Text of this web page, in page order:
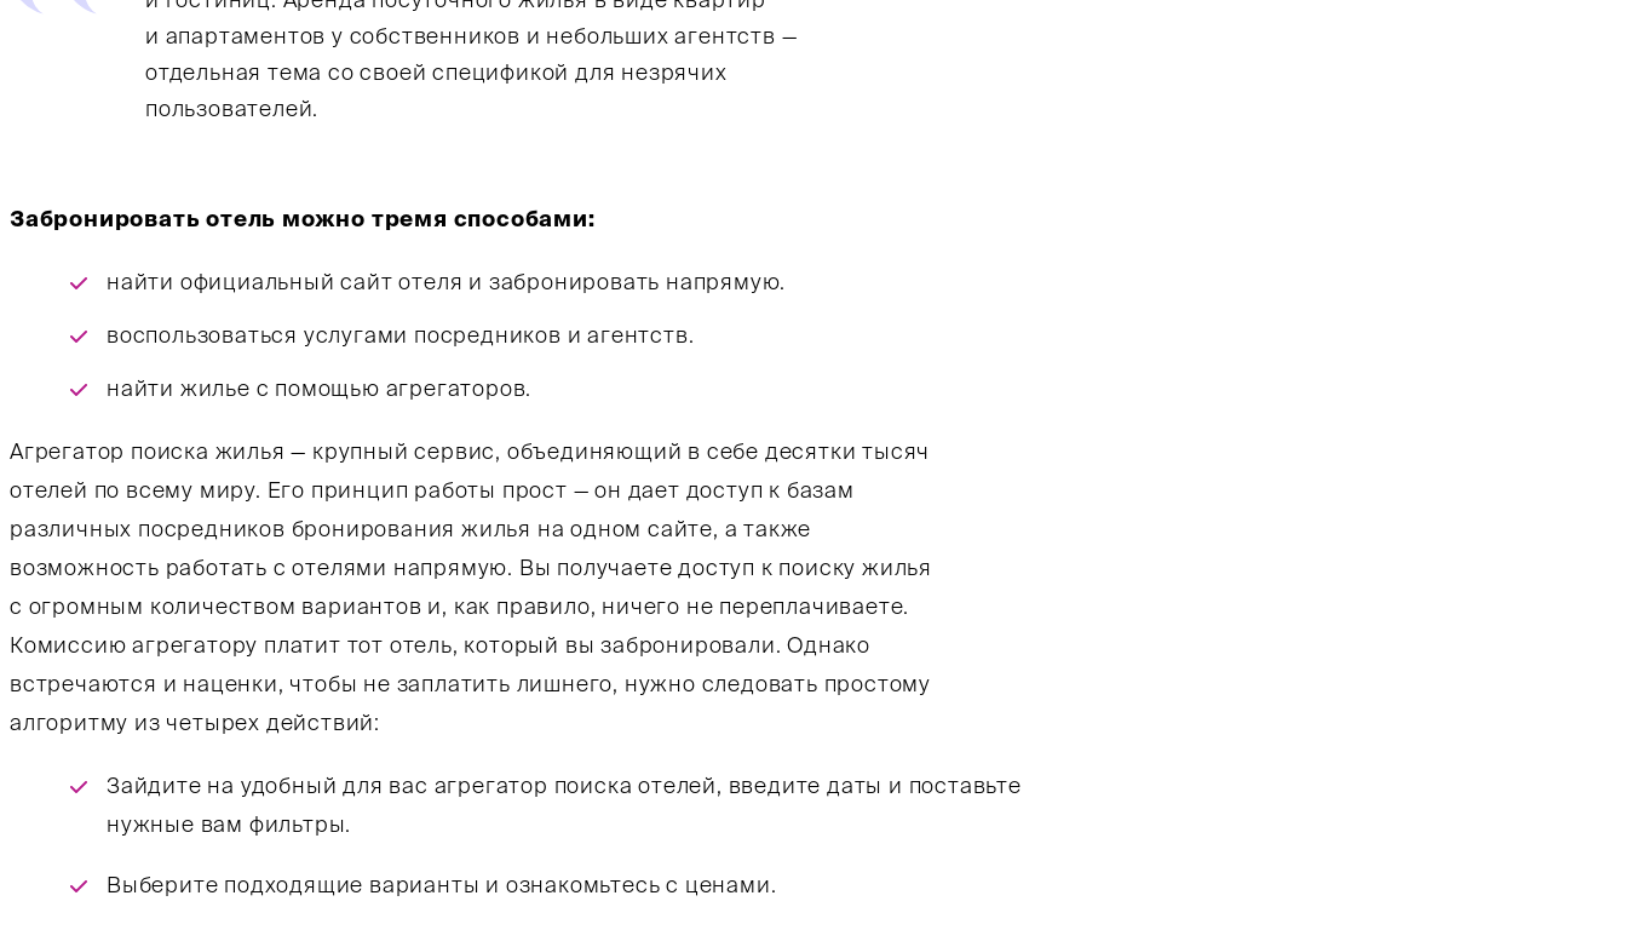
и апартаментов у собственников и небольших агентств —
отдельная тема со своей спецификой для незрячих
пользователей.
Забронировать отель можно тремя способами:
найти официальный сайт отеля и забронировать напрямую.
воспользоваться услугами посредников и агентств.
найти жилье с помощью агрегаторов.
Агрегатор поиска жилья — крупный сервис, объединяющий в себе десятки тысяч
отелей по всему миру. Его принцип работы прост — он дает доступ к базам
различных посредников бронирования жилья на одном сайте, а также
возможность работать с отелями напрямую. Вы получаете доступ к поиску жилья
с огромным количеством вариантов и, как правило, ничего не переплачиваете.
Комиссию агрегатору платит тот отель, который вы забронировали. Однако
встречаются и наценки, чтобы не заплатить лишнего, нужно следовать простому
алгоритму из четырех действий:
Зайдите на удобный для вас агрегатор поиска отелей, введите даты и поставьте
нужные вам фильтры.
Выберите подходящие варианты и ознакомьтесь с ценами.